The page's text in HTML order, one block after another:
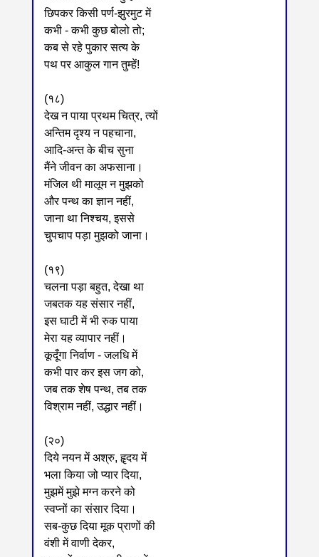
छिपकर किसी पर्ण-झुरमुट में
कभी - कभी कुछ बोलो तो;
कब से रहे पुकार सत्य के
पथ पर आकुल गान तुम्हें!
(१८)
देख न पाया प्रथम चित्र, त्यों
अन्तिम दृश्य न पहचाना,
आदि-अन्त के बीच सुना
मैंने जीवन का अफसाना।
मंजिल थी मालूम न मुझको
और पन्थ का ज्ञान नहीं,
जाना था निश्चय, इससे
चुपचाप पड़ा मुझको जाना।
(१९)
चलना पड़ा बहुत, देखा था
जबतक यह संसार नहीं,
इस घाटी में भी रुक पाया
मेरा यह व्यापार नहीं।
कूदूँगा निर्वाण - जलधि में
कभी पार कर इस जग को,
जब तक शेष पन्थ, तब तक
विश्राम नहीं, उद्धार नहीं।
(२०)
दिये नयन में अश्रु, हॄदय में
भला किया जो प्यार दिया,
मुझमें मुझे मग्न करने को
स्वप्नों का संसार दिया।
सब-कुछ दिया मूक प्राणों की
वंशी में वाणी देकर,